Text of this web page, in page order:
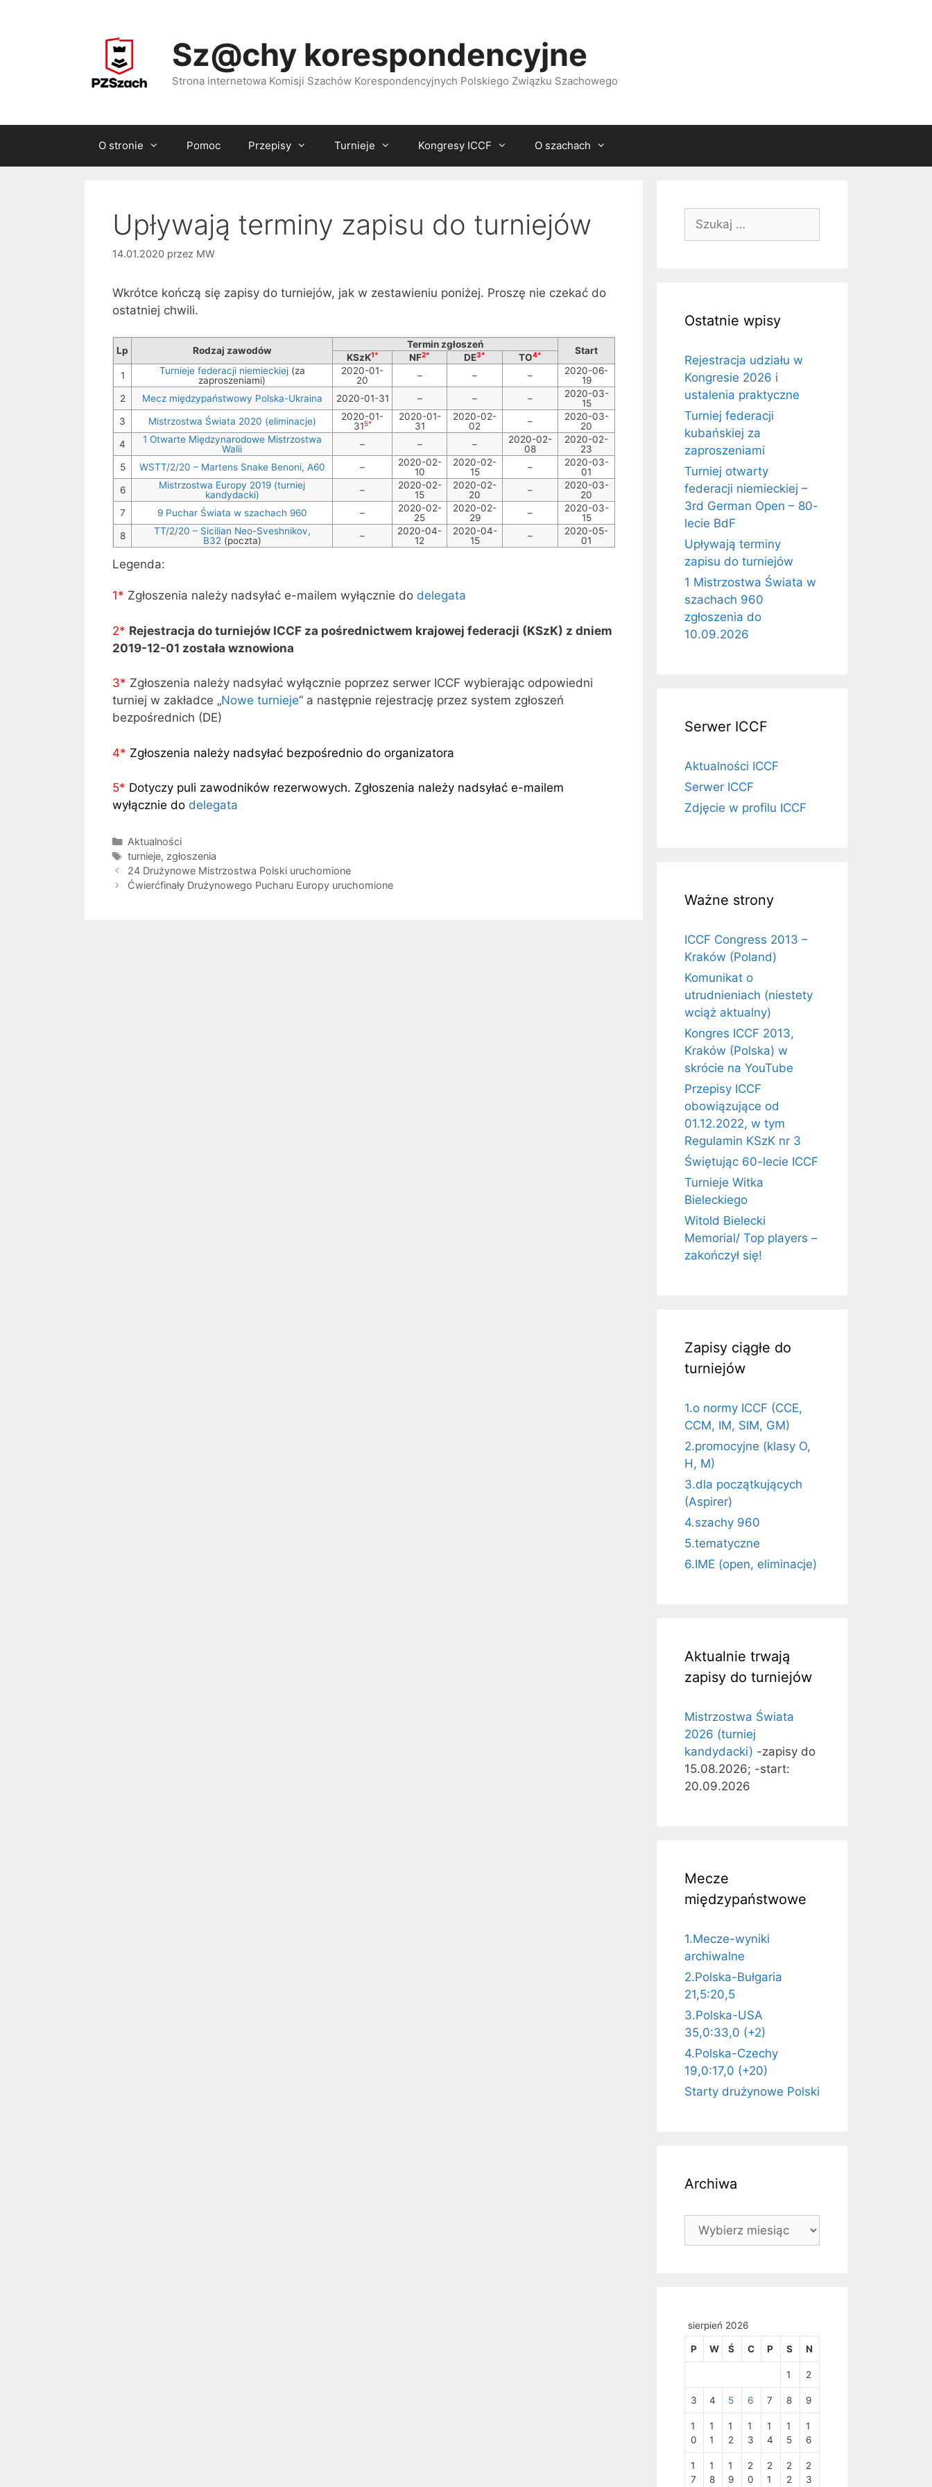
Sz@chy korespondencyjne
Strona internetowa Komisji Szachów Korespondencyjnych Polskiego Związku Szachowego
O stronie Pomoc Przepisy Turnieje Kongresy ICCF O szachach
Upływają terminy zapisu do turniejów
14.01.2020 przez MW
Wkrótce kończą się zapisy do turniejów, jak w zestawieniu poniżej. Proszę nie czekać do
ostatniej chwili.
Lp Rodzaj zawodów
Termin zgłoszeń
Start
KSzK1* NF2* DE3* TO4*
1 Turnieje federacji niemieckiej(za
zaproszeniami)
2020-01-
20
– – –
2020-06-
19
2
Mecz międzypaństwowy Polska-Ukraina 2020-01-31 – – –
2020-03-
15
3
Mistrzostwa Świata 2020 (eliminacje)
2020-01-
315*
2020-01-
31
2020-02-
02
–
2020-03-
20
4
1 Otwarte Międzynarodowe Mistrzostwa
Walii
– – –
2020-02-
08
2020-02-
23
5
WSTT/2/20 – Martens Snake Benoni, A60 –
2020-02-
10
2020-02-
15
–
2020-03-
01
6
Mistrzostwa Europy 2019 (turniej
kandydacki)
–
2020-02-
15
2020-02-
20
–
2020-03-
20
7
9 Puchar Świata w szachach 960 –
2020-02-
25
2020-02-
29
–
2020-03-
15
8
TT/2/20 – Sicilian Neo-Sveshnikov,
B32(poczta) –
2020-04-
12
2020-04-
15
–
2020-05-
01
Legenda:
1* Zgłoszenia należy nadsyłać e-mailem wyłącznie do delegata
2* Rejestracja do turniejów ICCF za pośrednictwem krajowej federacji (KSzK) z dniem
2019-12-01 została wznowiona
3* Zgłoszenia należy nadsyłać wyłącznie poprzez serwer ICCF wybierając odpowiedni
turniej w zakładce „Nowe turnieje” a następnie rejestrację przez system zgłoszeń
bezpośrednich (DE)
4* Zgłoszenia należy nadsyłać bezpośrednio do organizatora
5* Dotyczy puli zawodników rezerwowych. Zgłoszenia należy nadsyłać e-mailem
wyłącznie do delegata
Kategorie
Aktualności
Tagi
turnieje, zgłoszenia
24 Drużynowe Mistrzostwa Polski uruchomione
Ćwierćfinały Drużynowego Pucharu Europy uruchomione
Ostatnie wpisy
Rejestracja udziału w
Kongresie 2026 i
ustalenia praktyczne
Turniej federacji
kubańskiej za
zaproszeniami
Turniej otwarty
federacji niemieckiej –
3rd German Open – 80-
lecie BdF
Upływają terminy
zapisu do turniejów
1 Mistrzostwa Świata w
szachach 960
zgłoszenia do
10.09.2026
Serwer ICCF
Aktualności ICCF
Serwer ICCF
Zdjęcie w profilu ICCF
Ważne strony
ICCF Congress 2013 –
Kraków (Poland)
Komunikat o
utrudnieniach (niestety
wciąż aktualny)
Kongres ICCF 2013,
Kraków (Polska) w
skrócie na YouTube
Przepisy ICCF
obowiązujące od
01.12.2022, w tym
Regulamin KSzK nr 3
Świętując 60-lecie ICCF
Turnieje Witka
Bieleckiego
Witold Bielecki
Memorial/ Top players –
zakończył się!
Zapisy ciągłe do
turniejów
1.o normy ICCF (CCE,
CCM, IM, SIM, GM)
2.promocyjne (klasy O,
H, M)
3.dla początkujących
(Aspirer)
4.szachy 960
5.tematyczne
6.IME (open, eliminacje)
Aktualnie trwają
zapisy do turniejów
Mistrzostwa Świata
2026 (turniej
kandydacki) -zapisy do
15.08.2026; -start:
20.09.2026
Mecze
międzypaństwowe
1.Mecze-wyniki
archiwalne
2.Polska-Bułgaria
21,5:20,5
3.Polska-USA
35,0:33,0 (+2)
4.Polska-Czechy
19,0:17,0 (+20)
Starty drużynowe Polski
Archiwa
Archiwa
sierpień 2026
P W Ś C P S N
1 2
3 4 5 6 7 8 9
1
0
1
1
1
2
1
3
1
4
1
5
1
6
1
7
1
8
1
9
2
0
2
1
2
2
2
3